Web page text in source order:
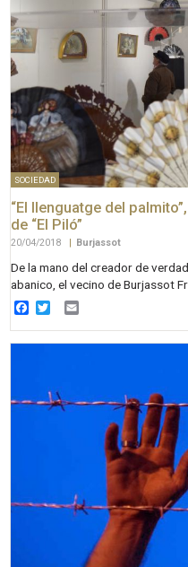
SOCIEDAD
“El llenguatge del
de “El Piló”
20/04/2018 Burjassot
De la mano del creador de
abanico, el vecino de Burjassot
Facebook
Twitter